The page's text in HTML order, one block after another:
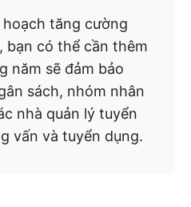
hoạch tăng cường
bạn có thể cần thêm
năm sẽ đảm bảo
sách, nhóm nhân
nhà quản lý tuyển
vấn và tuyển dụng.